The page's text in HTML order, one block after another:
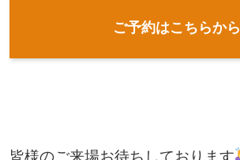
ご予約はこちらから
皆様のご来場お待ちしております